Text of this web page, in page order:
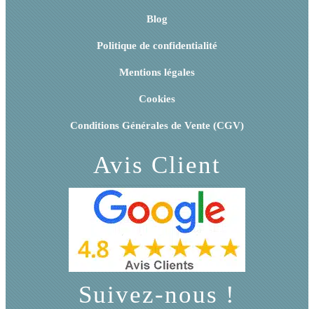
Blog
Politique de confidentialité
Mentions légales
Cookies
Conditions Générales de Vente (CGV)
Avis Client
Suivez-nous !